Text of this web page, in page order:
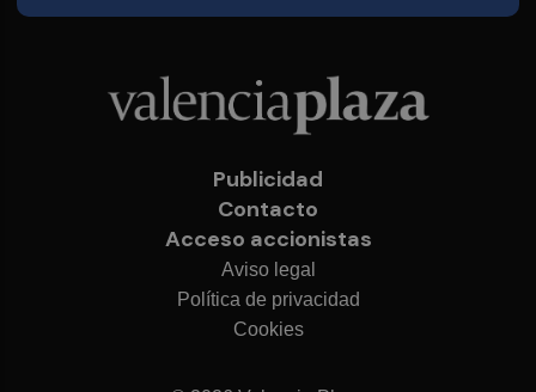
Publicidad
Contacto
Acceso accionistas
Aviso legal
Política de privacidad
Cookies